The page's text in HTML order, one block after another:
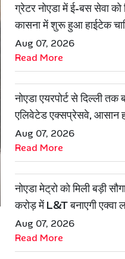
ग्रेटर नोएडा में ई-बस सेवा को
कासना में शुरू हुआ हाईटेक
Aug 07, 2026
Read More
नोएडा एयरपोर्ट से दिल्ली तक
एलिवेटेड एक्सप्रेसवे, आसान
Aug 07, 2026
Read More
नोएडा मेट्रो को मिली बड़ी
करोड़ में L&T बनाएगी एक्वा
रूट
Aug 07, 2026
Read More